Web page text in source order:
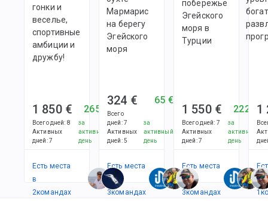
защитой.
Обувь
следов
корпусе
•
гонки и
веселье,
спортивные
амбиции и
дружбу!
1 850 €
Всего дней: 8
Активных
дней: 7
265 €
за
активный
день
Есть места
в
2командах
Мармарис
на берегу
Эгейского
моря
324 €
Всего
дней: 7
Активных
дней:5
65 €
за
активный
день
Есть места
в
3командах
побережье
Эгейского
моря в
Турции
1 550 €
Всего дней: 7
Активных
дней: 7
222 €
за
активный
день
Есть места
в
3командах
1
1